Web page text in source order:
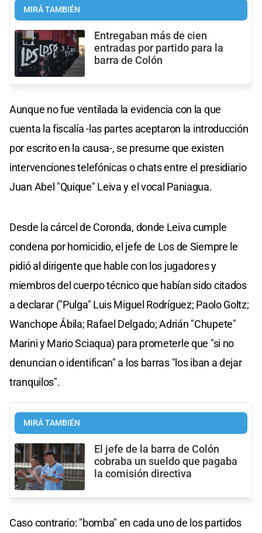
MIRÁ TAMBIÉN
Entregaban más de cien
entradas por partido para la
barra de Colón
Aunque no fue ventilada la evidencia con la que
cuenta la fiscalía -las partes aceptaron la introducción
por escrito en la causa-, se presume que existen
intervenciones telefónicas o chats entre el presidiario
Juan Abel "Quique" Leiva y el vocal Paniagua.
Desde la cárcel de Coronda, donde Leiva cumple
condena por homicidio, el jefe de Los de Siempre le
pidió al dirigente que hable con los jugadores y
miembros del cuerpo técnico que habían sido citados
a declarar ("Pulga" Luis Miguel Rodríguez; Paolo Goltz;
Wanchope Ábila; Rafael Delgado; Adrián "Chupete"
Marini y Mario Sciaqua) para prometerle que "si no
denuncian o identifican" a los barras "los iban a dejar
tranquilos".
MIRÁ TAMBIÉN
El jefe de la barra de Colón
cobraba un sueldo que pagaba
la comisión directiva
Caso contrario: "bomba" en cada uno de los partidos